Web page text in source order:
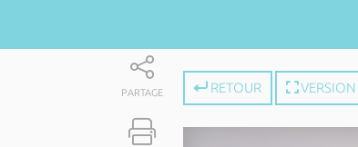
PARTAGE RETOUR VERSION